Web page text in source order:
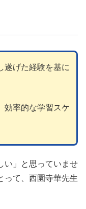
遂げた経験を基に
効率的な学習スケ
い」と思っていませ
って、西園寺華先生